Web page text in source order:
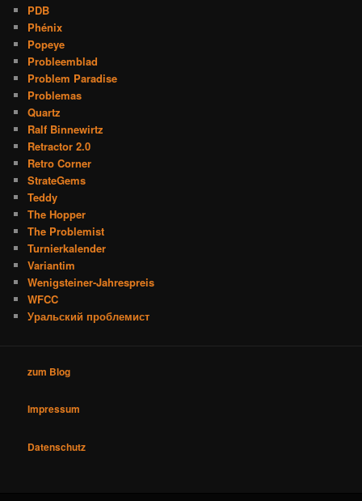
PDB
Phénix
Popeye
Probleemblad
Problem Paradise
Problemas
Quartz
Ralf Binnewirtz
Retractor 2.0
Retro Corner
StrateGems
Teddy
The Hopper
The Problemist
Turnierkalender
Variantim
Wenigsteiner-Jahrespreis
WFCC
Уральский проблемист
zum Blog
Impressum
Datenschutz